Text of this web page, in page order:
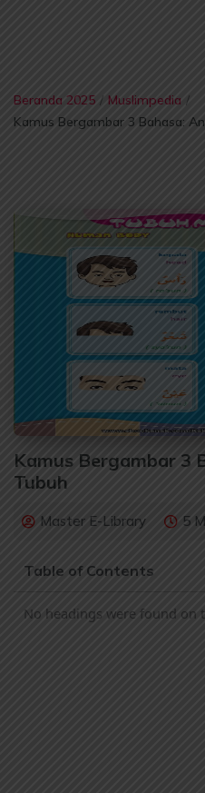
Beranda 2025 / Muslimpedia /
Kamus Bergambar 3 Bahasa:
Kamus Bergambar 3
Tubuh
Master E-Library 5
Table of Contents
No headings were found on